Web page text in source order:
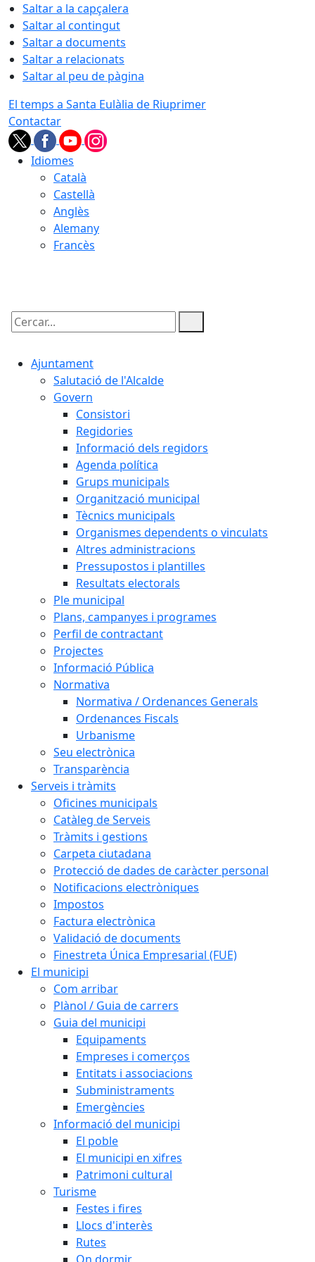
Saltar a la capçalera
Saltar al contingut
Saltar a documents
Saltar a relacionats
Saltar al peu de pàgina
El temps a Santa Eulàlia de Riuprimer
Contactar
Idiomes
Català
Castellà
Anglès
Alemany
Francès
Cercar:
Ajuntament
Salutació de l'Alcalde
Govern
Consistori
Regidories
Informació dels regidors
Agenda política
Grups municipals
Organització municipal
Tècnics municipals
Organismes dependents o vinculats
Altres administracions
Pressupostos i plantilles
Resultats electorals
Ple municipal
Plans, campanyes i programes
Perfil de contractant
Projectes
Informació Pública
Normativa
Normativa / Ordenances Generals
Ordenances Fiscals
Urbanisme
Seu electrònica
Transparència
Serveis i tràmits
Oficines municipals
Catàleg de Serveis
Tràmits i gestions
Carpeta ciutadana
Protecció de dades de caràcter personal
Notificacions electròniques
Impostos
Factura electrònica
Validació de documents
Finestreta Única Empresarial (FUE)
El municipi
Com arribar
Plànol / Guia de carrers
Guia del municipi
Equipaments
Empreses i comerços
Entitats i associacions
Subministraments
Emergències
Informació del municipi
El poble
El municipi en xifres
Patrimoni cultural
Turisme
Festes i fires
Llocs d'interès
Rutes